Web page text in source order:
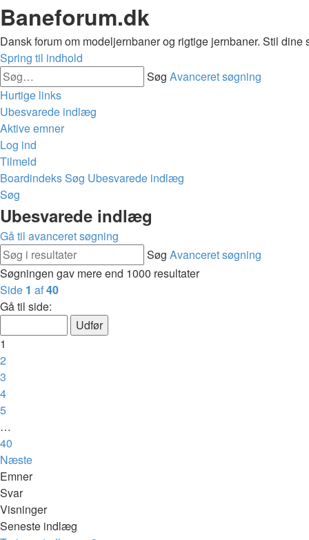
Baneforum.dk
Dansk forum om modeljernbaner og rigtige jernbaner. Stil dine
Spring til indhold
Søg Avanceret søgning
Hurtige links
Ubesvarede indlæg
Aktive emner
Log ind
Tilmeld
BoardindeksSøg Ubesvarede indlæg
Søg
Ubesvarede indlæg
Gå til avanceret søgning
Søg Avanceret søgning
Søgningen gav mere end 1000 resultater
Side 1 af40
Gå til side:
1
2
3
4
5
…
40
Næste
Emner
Svar
Visninger
Seneste indlæg